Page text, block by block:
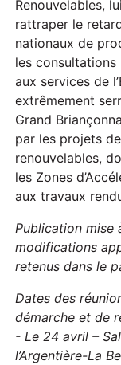
Renouvelables,
rattraper le
nationaux de
les
aux services de
extrêmement
Grand
par les projets
renouvelables,
les Zones
aux travaux
Publication mise
modifications
retenus dans le
Dates des
démarche et de
- Le 24 avril –
l’Argentière-La